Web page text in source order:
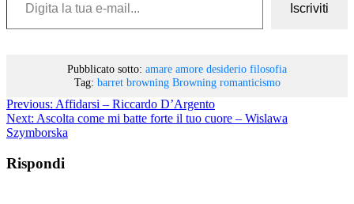
Iscriviti
Pubblicato sotto: amare amore desiderio filosofia
Tag: barret browning Browning romanticismo
Previous: Affidarsi – Riccardo D’Argento
Next: Ascolta come mi batte forte il tuo cuore – Wislawa
Szymborska
Rispondi